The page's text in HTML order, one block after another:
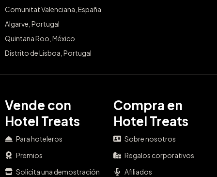
Comunitat Valenciana, España
Algarve, Portugal
Quintana Roo, México
Distrito de Lisboa, Portugal
Vende con
Hotel Treats
Para hoteleros
Premios
Solicita una demostración
Compra en
Hotel Treats
Sobre nosotros
Regalos corporativos
Afiliados